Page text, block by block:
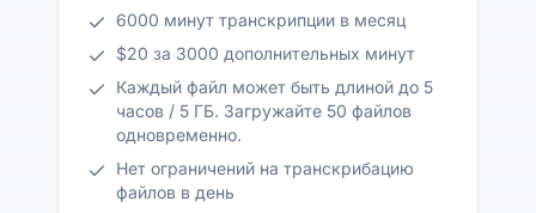
6000 минут транскрипции в месяц
$20 за 3000 дополнительных минут
Каждый файл может быть длиной до 5
часов / 5 ГБ. Загружайте 50 файлов
одновременно.
Нет ограничений на транскрибацию
файлов в день